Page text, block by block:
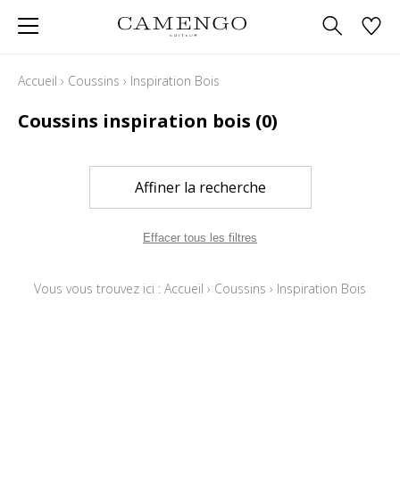
Accueil › Coussins › Inspiration Bois
Coussins inspiration bois (0)
Affiner la recherche
Effacer tous les filtres
Vous vous trouvez ici : Accueil › Coussins › Inspiration Bois